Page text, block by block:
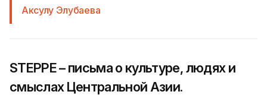
Аксулу Элубаева
STEPPE – письма о культуре, людях и
смыслах Центральной Азии.